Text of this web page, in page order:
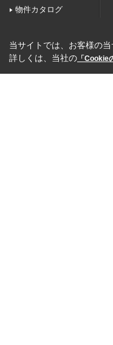
物件カタログ
当サイトでは、お客様の
詳しくは、当社の 「Cookie